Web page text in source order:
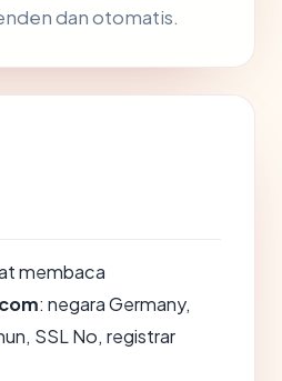
dan otomatis.
membaca
: negara Germany,
SSL No, registrar